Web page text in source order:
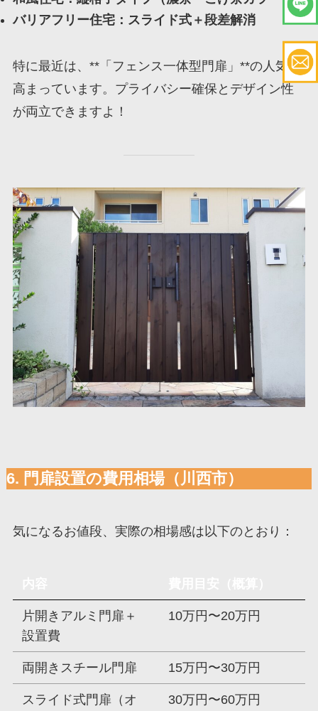
バリアフリー住宅：スライド式＋段差解消
特に最近は、**「フェンス一体型門扉」**の人気が
高まっています。プライバシー確保とデザイン性
が両立できますよ！
6. 門扉設置の費用相場（川西市）
気になるお値段、実際の相場感は以下のとおり：
片開きアルミ門扉＋
設置費
10万円〜20万円
両開きスチール門扉 15万円〜30万円
スライド式門扉（オ
30万円〜60万円